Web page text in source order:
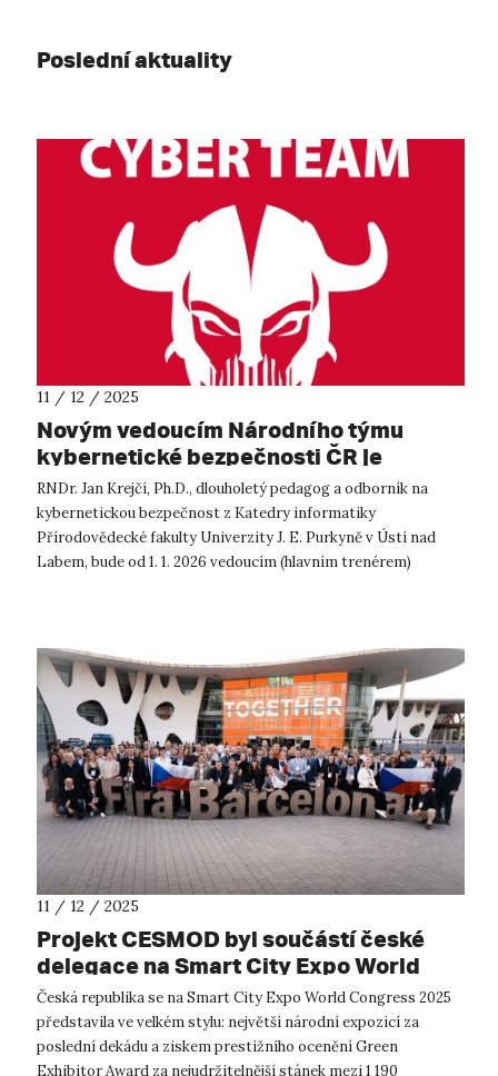
Poslední aktuality
11 / 12 / 2025
Novým vedoucím Národního týmu
kybernetické bezpečnosti ČR je
akademik z UJEP
RNDr. Jan Krejčí, Ph.D., dlouholetý pedagog a odborník na
kybernetickou bezpečnost z Katedry informatiky
Přírodovědecké fakulty Univerzity J. E. Purkyně v Ústí nad
Labem, bude od 1. 1. 2026 vedoucím (hlavním trenérem)
11 / 12 / 2025
Projekt CESMOD byl součástí české
delegace na Smart City Expo World
Congress 2025 v Barceloně
Česká republika se na Smart City Expo World Congress 2025
představila ve velkém stylu: největší národní expozicí za
poslední dekádu a ziskem prestižního ocenění Green
Exhibitor Award za nejudržitelnější stánek mezi 1 190